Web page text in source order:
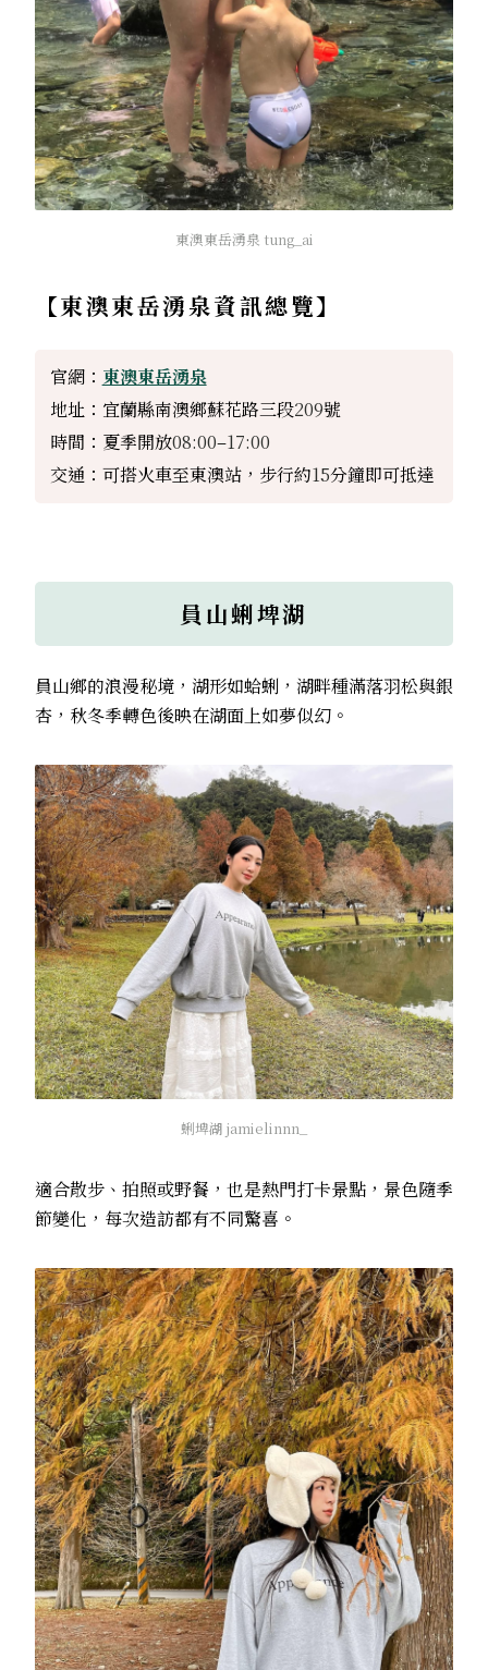
東澳東岳湧泉 tung_ai
【東澳東岳湧泉資訊總覽】
官網： 東澳東岳湧泉
地址：宜蘭縣南澳鄉蘇花路三段209號
時間：夏季開放08:00–17:00
交通：可搭火車至東澳站，步行約15分鐘即可抵達
員山蜊埤湖
員山鄉的浪漫秘境，湖形如蛤蜊，湖畔種滿落羽松與銀
杏，秋冬季轉色後映在湖面上如夢似幻。
蜊埤湖 jamielinnn_
適合散步、拍照或野餐，也是熱門打卡景點，景色隨季
節變化，每次造訪都有不同驚喜。